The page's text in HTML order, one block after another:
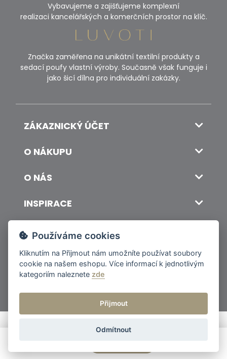
Vybavujeme a zajišťujeme komplexní
realizaci kancelářských a komerčních prostor na klíč.
Značka zaměřena na unikátní textilní produkty a
sedací poufy vlastní výroby. Současně však funguje i
jako šicí dílna pro individuální zakázky.
ZÁKAZNICKÝ ÚČET
O NÁKUPU
O NÁS
INSPIRACE
DOPRAVA A PLATBA
© 2026 ITALSKY INTERIER s.r.o. Vytvořilo INIZIO Internet Media s.r.o.|
nastavení cookies
Používáme cookies
Kliknutím na Přijmout nám umožníte používat soubory
cookie na našem eshopu. Více informací k jednotlivým
kategoriím naleznete zde
Přijmout
Odmítnout